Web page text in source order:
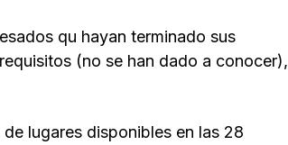
qu hayan terminado sus
(no se han dado a conocer),
lugares disponibles en las 28